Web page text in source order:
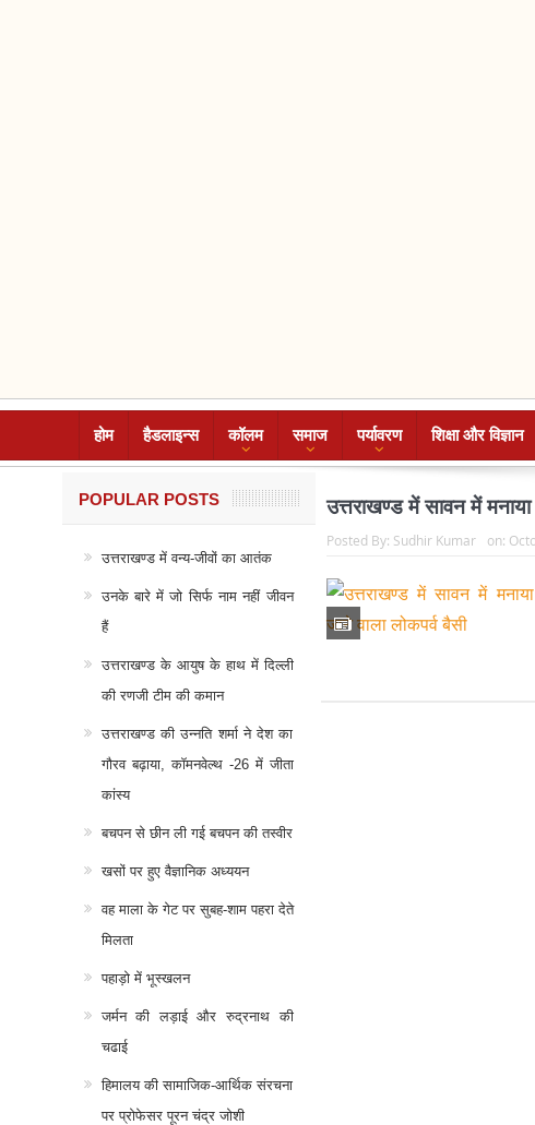
होम हैडलाइन्स कॉलम समाज पर्यावरण शिक्षा और विज्ञान
उत्तराखण्ड में सावन में मनाया
Posted By: Sudhir Kumar on:
POPULAR POSTS
उत्तराखण्ड में वन्य-जीवों का आतंक
उनके बारे में जो सिर्फ नाम नहीं जीवन
हैं
उत्तराखण्ड के आयुष के हाथ में दिल्ली
की रणजी टीम की कमान
उत्तराखण्ड की उन्नति शर्मा ने देश का
गौरव बढ़ाया, कॉमनवेल्थ -26 में जीता
कांस्य
बचपन से छीन ली गई बचपन की तस्वीर
खसों पर हुए वैज्ञानिक अध्ययन
वह माला के गेट पर सुबह-शाम पहरा देते
मिलता
पहाड़ो में भूस्खलन
जर्मन की लड़ाई और रुद्रनाथ की
चढाई
हिमालय की सामाजिक-आर्थिक संरचना
पर प्रोफेसर पूरन चंद्र जोशी